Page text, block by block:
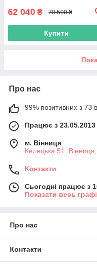
62 040 ₴ 70 500 ₴
Купити
Про нас
99% позитивних з 73
Працює з 23.05.2013
м. Вінниця
Келецька 51,
Контакти
Сьогодні працює з
Показати весь
Про нас
Контакти